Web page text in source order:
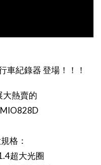
車紀錄器 登場！！！
大熱賣的
格：
超大光圈